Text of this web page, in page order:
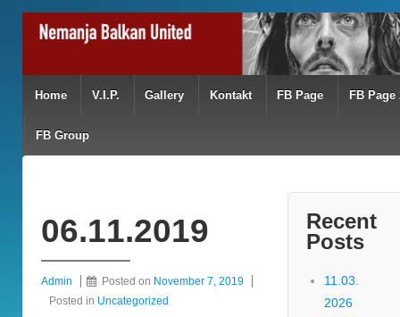
Home V.I.P. Gallery Kontakt FB Page FB Page
FB Group
06.11.2019
Admin Posted on November 7, 2019
Posted in Uncategorized
Recent
Posts
11.03.
2026